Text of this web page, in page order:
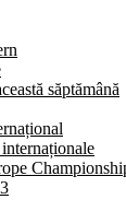
săptămână